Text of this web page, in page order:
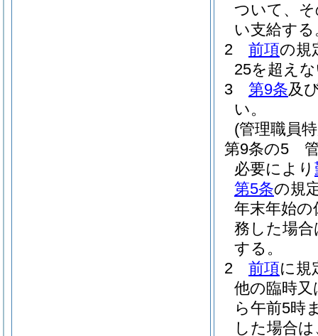
ついて、
い支給する
2
前項の規
25を超え
3
第9条及
い。
(管理職員
第9条の5
必要により
第5条の規
年末年始の
務した場合
する。
2
前項に規
他の臨時
ら午前5時
した場合